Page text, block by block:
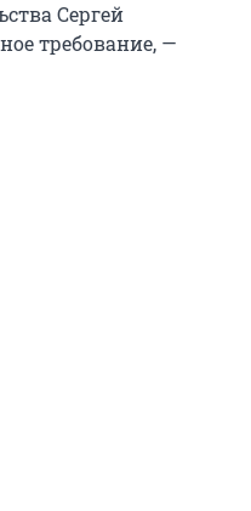
Сергей
требование, —